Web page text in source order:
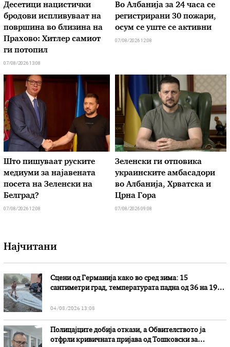
Десетици нацистички
бродови испливуваат на
површина во близина на
Прахово: Хитлер самиот
ги потопил
07/08/2026 13:08
Во Албанија за 24 часа се
регистрирани 30 пожари,
осум се уште се активни
07/08/2026 12:08
Што пишуваат руските
медиуми за најавената
посета на Зеленски на
Белград?
07/08/2026 12:08
Зеленски ги отповика
украинските амбасадори
во Албанија, Хрватска и
Црна Гора
07/08/2026 09:08
Најчитани
Сцени од Германија како во сред зима: 15
сантиметри град, температурата падна од 36 на 19
04/08/2026 13:08
Полицајците добија откази, а Обвителството ја
отфрли кривичната пријава од Тошковски за